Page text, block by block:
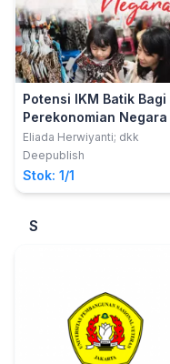
Potensi IKM Batik Bagi
Perekonomian Negara
Eliada Herwiyanti; dkk
Deepublish
Stok: 1/1
S